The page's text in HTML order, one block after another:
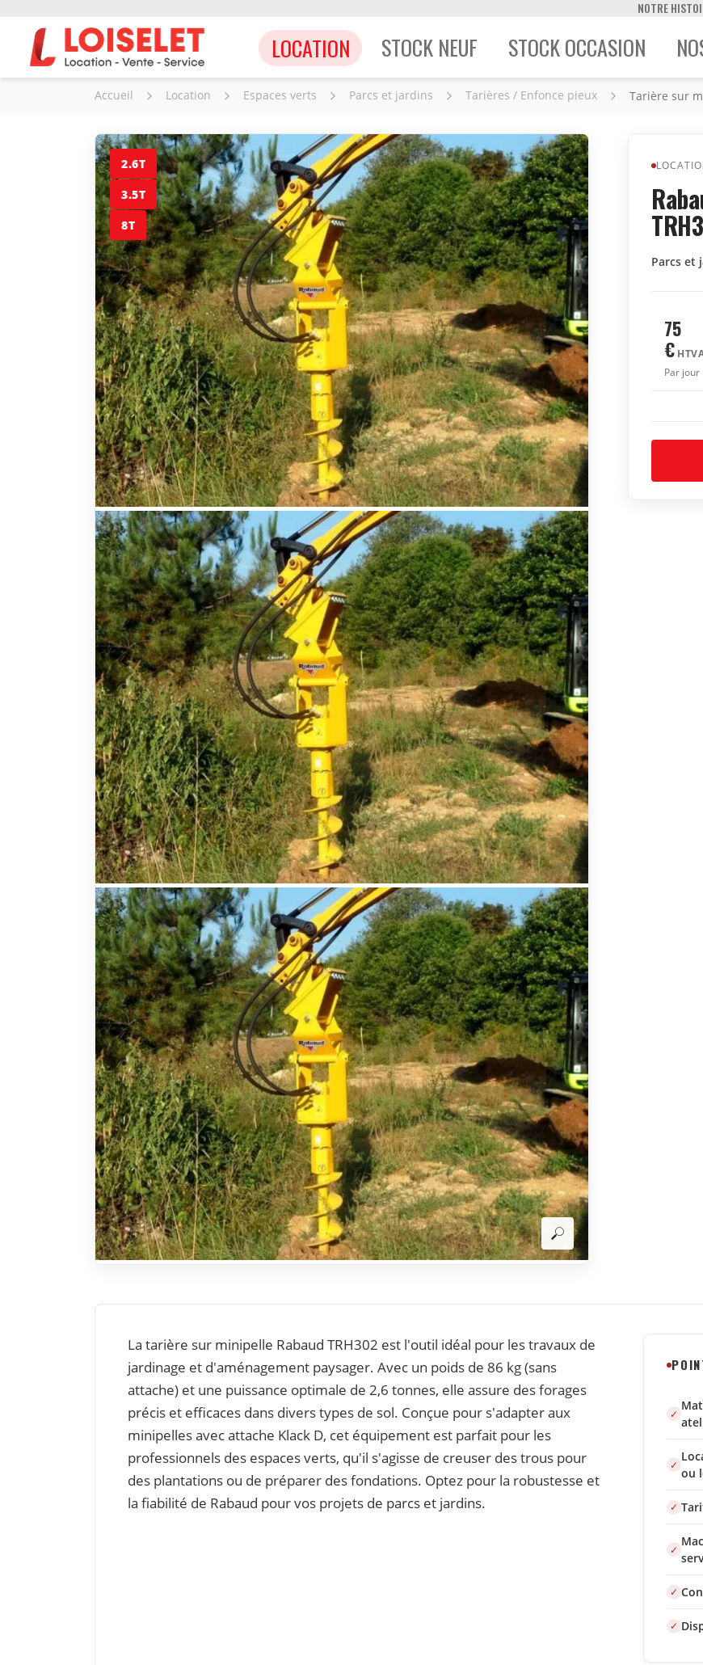
NOTRE
LOCATION STOCK NEUF STOCK OCCASION
Accueil Location Espaces verts Parcs et jardins Tarières / Enfonce pieux Tarière sur
2.6T
3.5T
8T
Parcs et
75
€
Par jour
La tarière sur minipelle Rabaud TRH302 est l'outil idéal pour les travaux de
jardinage et d'aménagement paysager. Avec un poids de 86 kg (sans
attache) et une puissance optimale de 2,6 tonnes, elle assure des forages
précis et efficaces dans divers types de sol. Conçue pour s'adapter aux
minipelles avec attache Klack D, cet équipement est parfait pour les
professionnels des espaces verts, qu'il s'agisse de creuser des trous pour
des plantations ou de préparer des fondations. Optez pour la robustesse et
la fiabilité de Rabaud pour vos projets de parcs et jardins.
ou